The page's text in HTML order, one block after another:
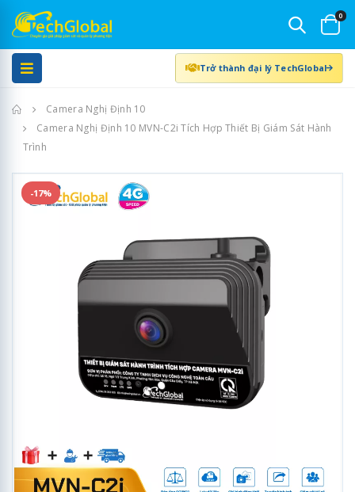
0
Trở thành đại lý TechGlobal
Trang chủCamera Nghị Định 10
Camera Nghị Định 10 MVN-C2i Tích Hợp Thiết Bị Giám Sát Hành
Trình
-17%